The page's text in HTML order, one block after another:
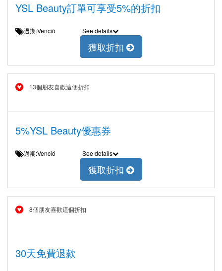
YSL Beauty訂單可享受5%的折扣
過期:Venció See details
獲取折扣
13個朋友喜歡這個折扣
5%YSL Beauty優惠券
過期:Venció See details
獲取折扣
8個朋友喜歡這個折扣
30天免費退款